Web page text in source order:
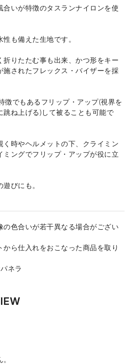
いが特徴のタスランナイロンを使
も備えた生地です。
折りたたむ事も出来、かつ形をキー
施されたフレックス・バイザーを採
徴でもあるフリップ・アップ(視界を
跳ね上げる)して被ることも可能で
く時やヘルメットの下、クライミン
ミングでフリップ・アップが役に立
びにも。
色合いが若干異なる場合がござい
ら仕入れをおこなった商品を取り
ネラ